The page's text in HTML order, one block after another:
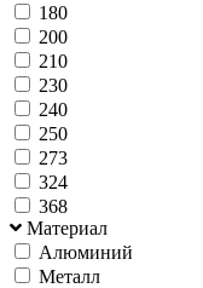
180
200
210
230
240
250
273
324
368
Материал
Алюминий
Металл